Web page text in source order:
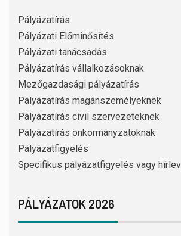
Pályázatírás
Pályázati Előminősítés
Pályázati tanácsadás
Pályázatírás vállalkozásoknak
Mezőgazdasági pályázatírás
Pályázatírás magánszemélyeknek
Pályázatírás civil szervezeteknek
Pályázatírás önkormányzatoknak
Pályázatfigyelés
Specifikus pályázatfigyelés vagy
PÁLYÁZATOK 2026